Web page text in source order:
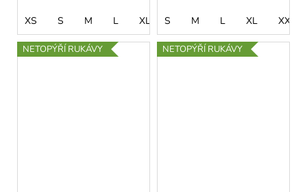
XS S M L XL S M L XL XXL
NETOPÝŘÍ RUKÁVY NETOPÝŘÍ RUKÁVY